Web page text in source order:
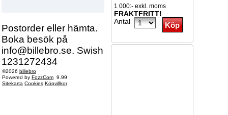
Postorder eller hämta.
Boka besök på
info@billebro.se. Swish
1231272434
©2026 billebro
Powered by FozzCom 9.99
Sitekarta Cookies Köpvillkor
1 000:- exkl. moms
FRAKTFRITT!
Antal